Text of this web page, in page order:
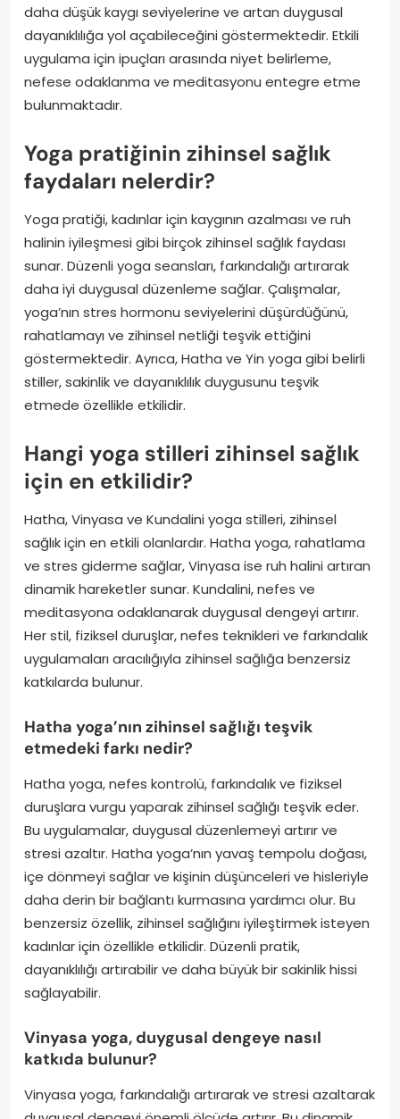
daha düşük kaygı seviyelerine ve artan duygusal
dayanıklılığa yol açabileceğini göstermektedir. Etkili
uygulama için ipuçları arasında niyet belirleme,
nefese odaklanma ve meditasyonu entegre etme
bulunmaktadır.
Yoga pratiğinin zihinsel sağlık
faydaları nelerdir?
Yoga pratiği, kadınlar için kaygının azalması ve ruh
halinin iyileşmesi gibi birçok zihinsel sağlık faydası
sunar. Düzenli yoga seansları, farkındalığı artırarak
daha iyi duygusal düzenleme sağlar. Çalışmalar,
yoga’nın stres hormonu seviyelerini düşürdüğünü,
rahatlamayı ve zihinsel netliği teşvik ettiğini
göstermektedir. Ayrıca, Hatha ve Yin yoga gibi belirli
stiller, sakinlik ve dayanıklılık duygusunu teşvik
etmede özellikle etkilidir.
Hangi yoga stilleri zihinsel sağlık
için en etkilidir?
Hatha, Vinyasa ve Kundalini yoga stilleri, zihinsel
sağlık için en etkili olanlardır. Hatha yoga, rahatlama
ve stres giderme sağlar, Vinyasa ise ruh halini artıran
dinamik hareketler sunar. Kundalini, nefes ve
meditasyona odaklanarak duygusal dengeyi artırır.
Her stil, fiziksel duruşlar, nefes teknikleri ve farkındalık
uygulamaları aracılığıyla zihinsel sağlığa benzersiz
katkılarda bulunur.
Hatha yoga’nın zihinsel sağlığı teşvik
etmedeki farkı nedir?
Hatha yoga, nefes kontrolü, farkındalık ve fiziksel
duruşlara vurgu yaparak zihinsel sağlığı teşvik eder.
Bu uygulamalar, duygusal düzenlemeyi artırır ve
stresi azaltır. Hatha yoga’nın yavaş tempolu doğası,
içe dönmeyi sağlar ve kişinin düşünceleri ve hisleriyle
daha derin bir bağlantı kurmasına yardımcı olur. Bu
benzersiz özellik, zihinsel sağlığını iyileştirmek isteyen
kadınlar için özellikle etkilidir. Düzenli pratik,
dayanıklılığı artırabilir ve daha büyük bir sakinlik hissi
sağlayabilir.
Vinyasa yoga, duygusal dengeye nasıl
katkıda bulunur?
Vinyasa yoga, farkındalığı artırarak ve stresi azaltarak